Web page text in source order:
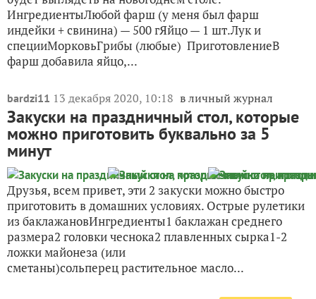
ИнгредиентыЛюбой фарш (у меня был фарш
индейки + свинина) — 500 гЯйцо — 1 шт.Лук и
специиМорковьГрибы (любые) ПриготовлениеВ
фарш добавила яйцо,...
bardzi11 13 декабря 2020, 10:18 в личный журнал
Закуски на праздничный стол, которые
можно приготовить буквально за 5
минут
Друзья, всем привет, эти 2 закуски можно быстро
приготовить в домашних условиях. Острые рулетики
из баклажановИнгредиенты1 баклажан среднего
размера2 головки чеснока2 плавленных сырка1-2
ложки майонеза (или
сметаны)сольперец растительное масло...